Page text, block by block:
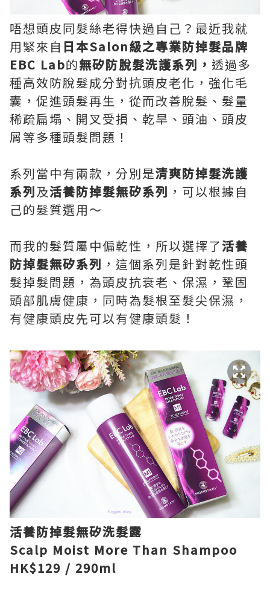
唔想頭皮同髮絲老得快過自己？最近我就
用緊來自 日本Salon級之專業防掉髮品牌
EBC Lab的無矽防脫髮洗護系列， 透過多
種高效防脫髮成分對抗頭皮老化，強化毛
囊，促進頭髮再生，從而改善脫髮、髮量
稀疏扁塌、開叉受損、乾旱、頭油、頭皮
屑等多種頭髮問題！
系列當中有兩款，分別是清爽防掉髮洗護
系列及活養防掉髮無矽系列 ，可以根據自
己的髮質選用～
而我的髮質屬中偏乾性，所以選擇了活養
防掉髮無矽系列 ，這個系列是針對乾性頭
髮掉髮問題，為頭皮抗衰老、保濕，鞏固
頭部肌膚健康，同時為髮根至髮尖保濕，
有健康頭皮先可以有健康頭髮！
活養防掉髮無矽洗髮露
Scalp Moist More Than Shampoo
HK$129 / 290ml